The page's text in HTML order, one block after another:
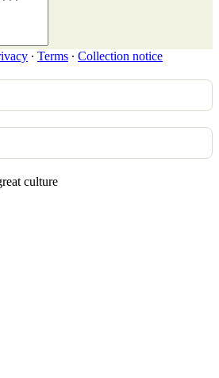
∙ Terms ∙ Collection notice
culture